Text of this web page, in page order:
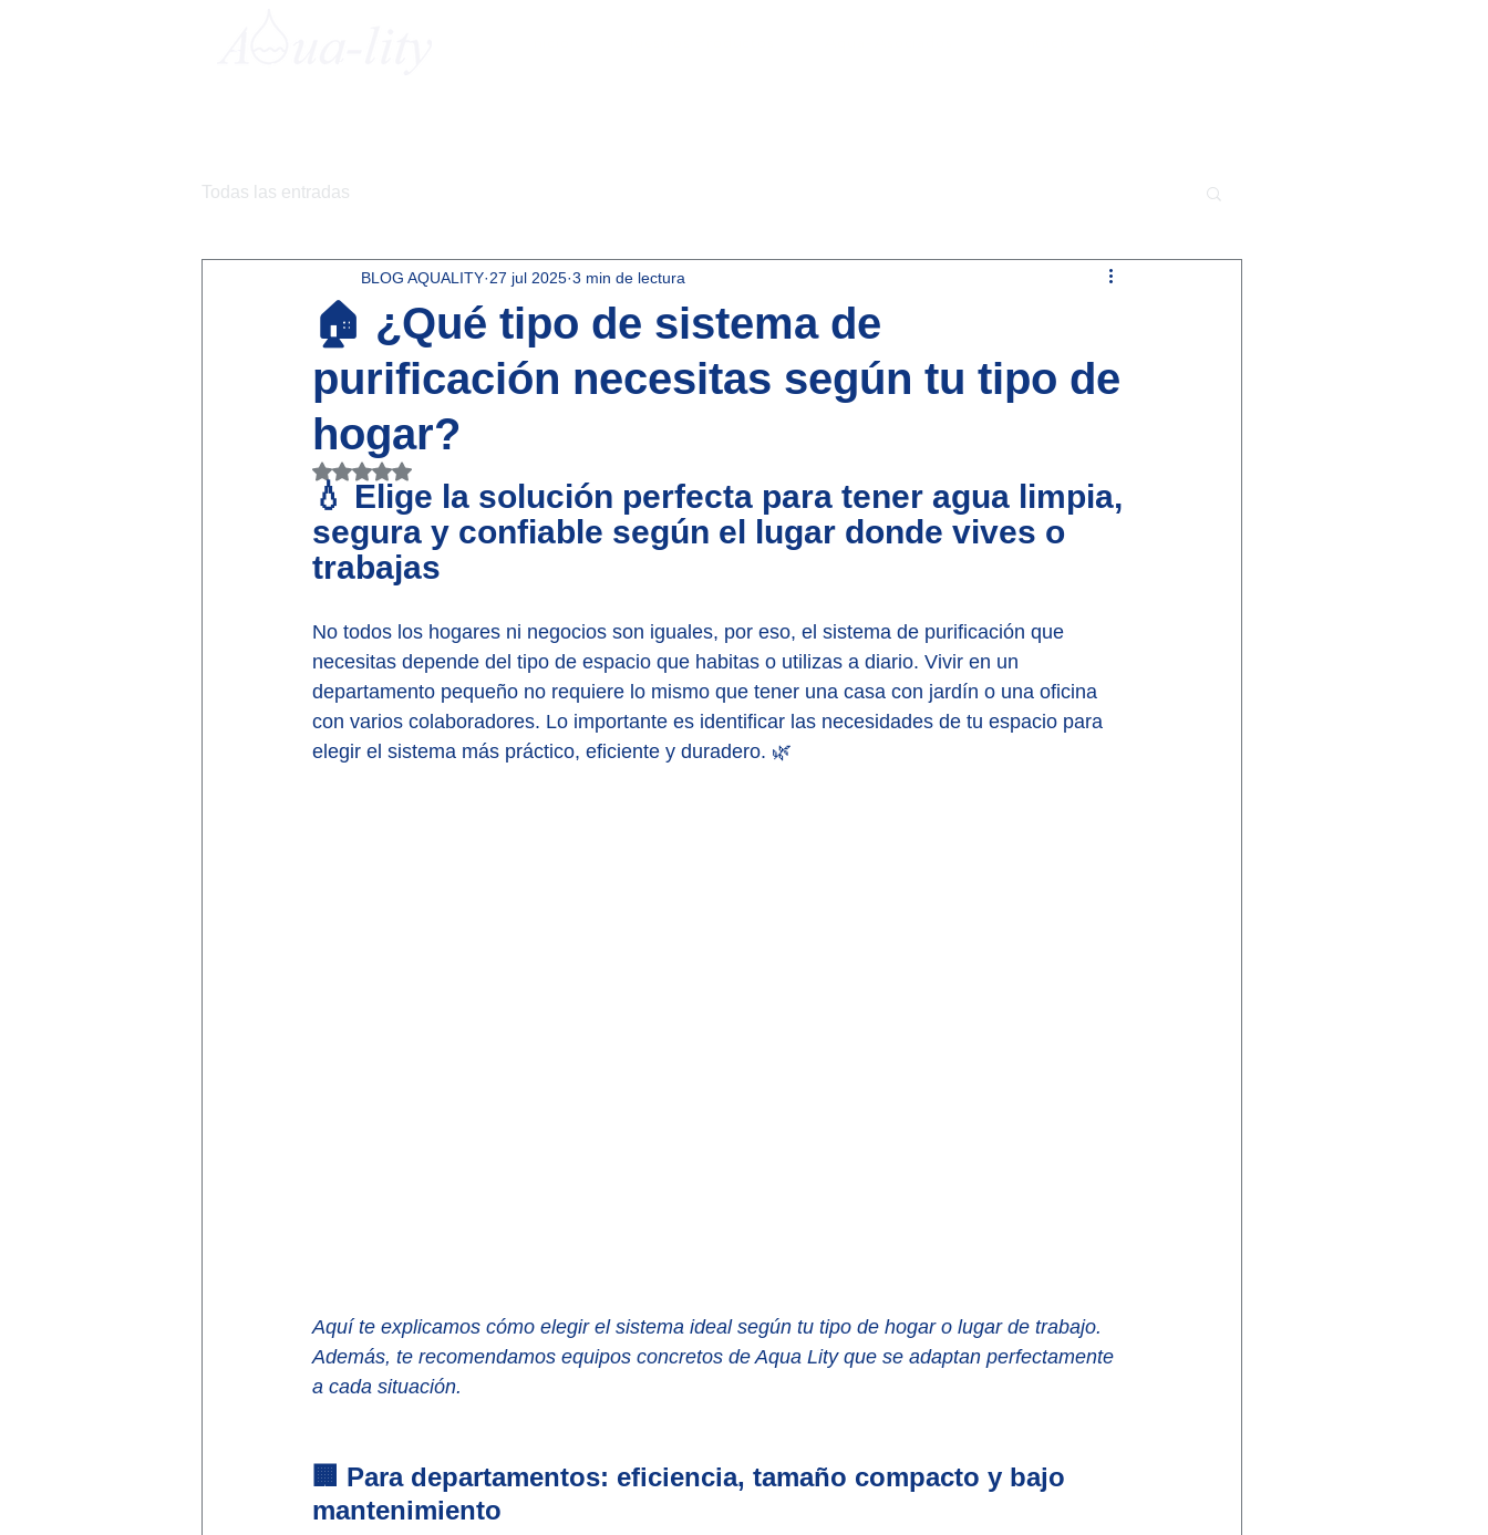
Todas las entradas
🏠 ¿Qué tipo de sistema de
purificación necesitas según tu tipo de
hogar?
BLOG AQUALITY 27 jul 2025 3 min de lectura
Obtuvo NaN de 5 estrellas.
💧 Elige la solución perfecta para tener agua limpia,
segura y confiable según el lugar donde vives o
trabajas
No todos los hogares ni negocios son iguales, por eso, el sistema de purificación que
necesitas depende del tipo de espacio que habitas o utilizas a diario. Vivir en un
departamento pequeño no requiere lo mismo que tener una casa con jardín o una oficina
con varios colaboradores. Lo importante es identificar las necesidades de tu espacio para
elegir el sistema más práctico, eficiente y duradero. 🌿
Aquí te explicamos cómo elegir el sistema ideal según tu tipo de hogar o lugar de trabajo.
Además, te recomendamos equipos concretos de Aqua Lity que se adaptan perfectamente
a cada situación.
🏢 Para departamentos: eficiencia, tamaño compacto y bajo
mantenimiento